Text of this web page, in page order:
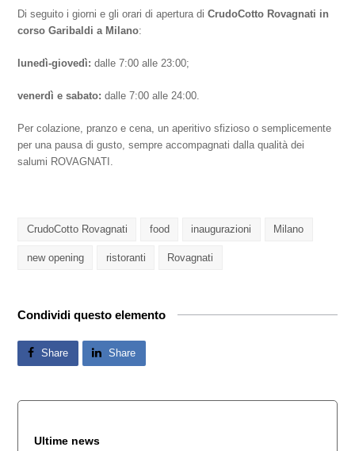
Di seguito i giorni e gli orari di apertura di CrudoCotto Rovagnati in
corso Garibaldi a Milano:
lunedì-giovedì:dalle 7:00 alle 23:00;
venerdì e sabato: dalle 7:00 alle 24:00.
Per colazione, pranzo e cena, un aperitivo sfizioso o semplicemente
per una pausa di gusto, sempre accompagnati dalla qualità dei
salumi ROVAGNATI.
CrudoCotto Rovagnati food inaugurazioni Milano
new opening ristoranti Rovagnati
Condividi questo elemento
Share Share
Ultime news